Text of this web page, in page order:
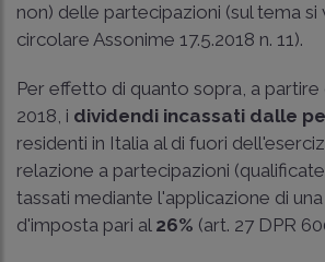
non) delle partecipazioni (sul tema si
circolare Assonime 17.5.2018 n. 11).
Per effetto di quanto sopra, a partire
2018, i dividendi incassati dalle
residenti in Italia al di fuori
relazione a partecipazioni
tassati mediante l'applicazione di una
d'imposta pari al 26% (art. 27 DPR